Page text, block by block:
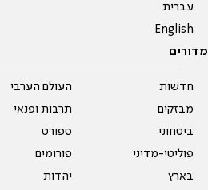
עברית
English
מדורים
חדשות
מבזקים
ביטחוני
פוליטי-מדיני
בארץ
העולם הערבי
תרבות ופנאי
ספורט
פורומים
יהדות